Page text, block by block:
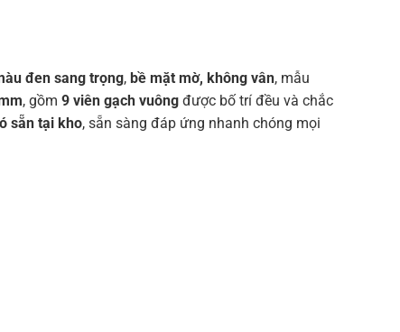
đen sang trọng, bề mặt mờ, không vân, mẫu
, gồm 9 viên gạch vuông được bố trí đều và chắc
sẵn tại kho, sẵn sàng đáp ứng nhanh chóng mọi